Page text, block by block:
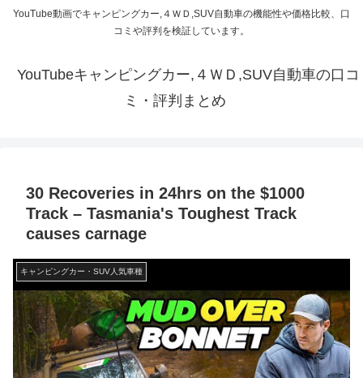
YouTube動画でキャンピングカー,４ＷＤ,SUV自動車の機能性や価格比較、口
コミや評判を検証しています。
YouTubeキャンピングカー,４ＷＤ,SUV自動車の口コ
ミ・評判まとめ
30 Recoveries in 24hrs on the $1000
Track – Tasmania's Toughest Track
causes carnage
キャンピングカー・SUV人気車種